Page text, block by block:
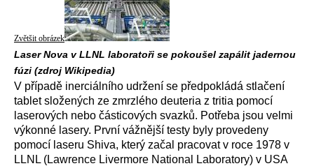
Zvětšit obrázek
Laser Nova v LLNL laboratoři se pokoušel zapálit jadernou
fúzi (zdroj Wikipedia)
V případě inerciálního udržení se předpokládá stlačení
tablet složených ze zmrzlého deuteria z tritia pomocí
laserových nebo částicových svazků. Potřeba jsou velmi
výkonné lasery. První vážnější testy byly provedeny
pomocí laseru Shiva, který začal pracovat v roce 1978 v
LLNL (Lawrence Livermore National Laboratory) v USA